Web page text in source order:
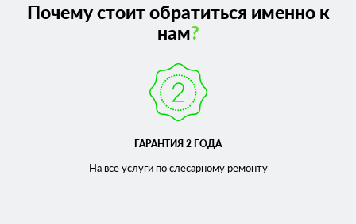
Почему стоит обратиться именно к
нам?
ГАРАНТИЯ 2 ГОДА
На все услуги по слесарномуремонту